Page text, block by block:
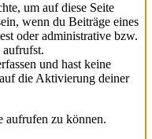
um auf diese Seite
wenn du Beiträge eines
oder administrative bzw.
aufrufst.
und hast keine
die Aktivierung deiner
aufrufen zu können.